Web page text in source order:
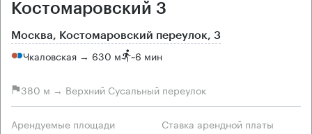
Костомаровский 3
Москва, Костомаровский переулок, 3
Чкаловская → 630 м ~6 мин
380 м → Верхний Сусальный переулок
Арендуемые площади Ставка арендной платы